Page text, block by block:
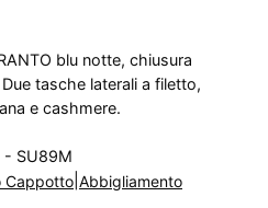
blu notte, chiusura
tasche laterali a filetto,
e cashmere.
- SU89M
Cappotto Abbigliamento